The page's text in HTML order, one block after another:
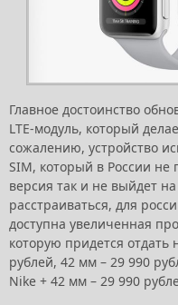
Главное достоинство
LTE-модуль, который
сожалению, устройство
SIM, который в России не
версия так и не выйдет
расстраиваться, для
доступна увеличенная
которую придется
рублей, 42 мм – 29 990
Nike + 42 мм – 29 990